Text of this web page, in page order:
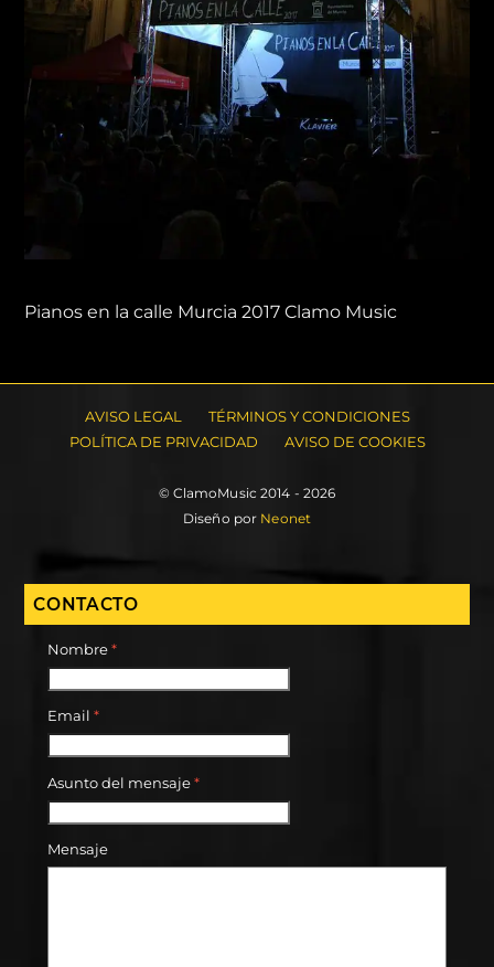
Pianos en la calle Murcia 2017 Clamo Music
AVISO LEGAL
TÉRMINOS Y CONDICIONES
POLÍTICA DE PRIVACIDAD
AVISO DE COOKIES
© ClamoMusic 2014 - 2026
Diseño por Neonet
CONTACTO
Nombre*
Email *
Asunto del mensaje*
Mensaje